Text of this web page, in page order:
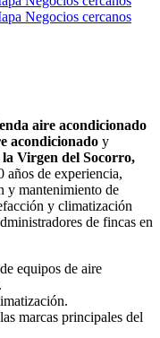
Negocios cercanos
aire acondicionado
acondicionado y
la Virgen del Socorro,
años de experiencia,
y mantenimiento de
y climatización
de fincas en
equipos de aire
marcas principales del